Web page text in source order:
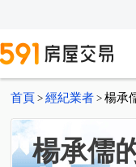
首頁 > 經紀業者 > 楊承
楊承儒